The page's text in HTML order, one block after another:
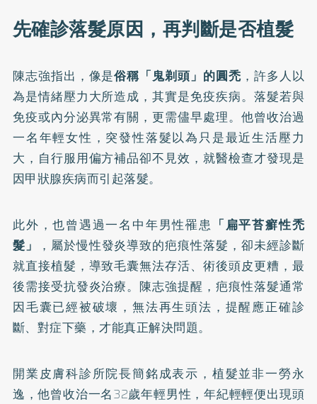
先確診落髮原因，再判斷是否植髮
陳志強指出，像是俗稱「鬼剃頭」的圓禿，許多人以
為是情緒壓力大所造成，其實是免疫疾病。落髮若與
免疫或內分泌異常有關，更需儘早處理。他曾收治過
一名年輕女性，突發性落髮以為只是最近生活壓力
大，自行服用偏方補品卻不見效，就醫檢查才發現是
因甲狀腺疾病而引起落髮。
此外，也曾遇過一名中年男性罹患 「扁平苔癬性禿
髮」
，屬於慢性發炎導致的疤痕性落髮，卻未經診斷
就直接植髮，導致毛囊無法存活、術後頭皮更糟，最
後需接受抗發炎治療。陳志強提醒，疤痕性落髮通常
因毛囊已經被破壞，無法再生頭法，提醒應正確診
斷、對症下藥，才能真正解決問題。
開業皮膚科診所院長簡銘成表示，植髮並非一勞永
逸，他曾收治一名32歲年輕男性，年紀輕輕便出現頭